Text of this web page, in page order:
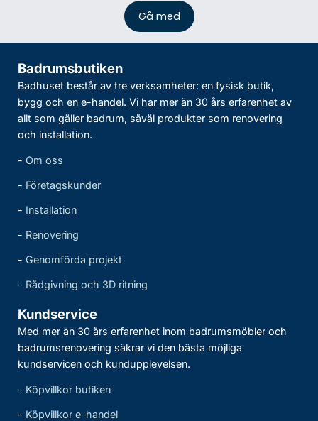
Badrumsbutiken
Badhuset består av tre verksamheter: en fysisk butik,
bygg och en e-handel. Vi har mer än 30 års erfarenhet av
allt som gäller badrum, såväl produkter som renovering
och installation.
- Om oss
- Företagskunder
- Installation
- Renovering
- Genomförda projekt
- Rådgivning och 3D ritning
Kundservice
Med mer än 30 års erfarenhet inom badrumsmöbler och
badrumsrenovering säkrar vi den bästa möjliga
kundservicen och kundupplevelsen.
- Köpvillkor butiken
- Köpvillkor e-handel